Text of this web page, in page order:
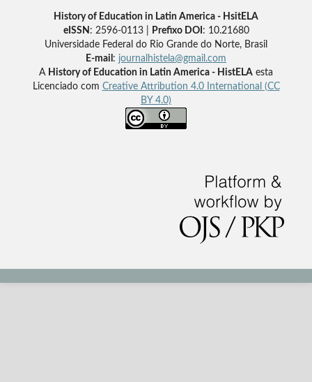
History of Education in Latin America - HsitELA
eISSN : 2596-0113 | Prefixo DOI : 10.21680
Universidade Federal do Rio Grande do Norte, Brasil
E-mail : journalhistela@gmail.com
A History of Education in Latin America - HistELA esta
Licenciado com Creative Attribution 4.0 International (CC
BY 4.0)